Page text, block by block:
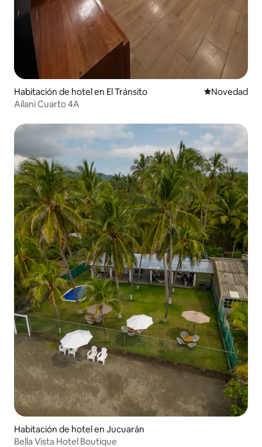
Habitación de hotel en El Tránsito Lugar para
Novedad
Ailani Cuarto 4A
Habitación de hotel en Jucuarán
Bella Vista Hotel Boutique